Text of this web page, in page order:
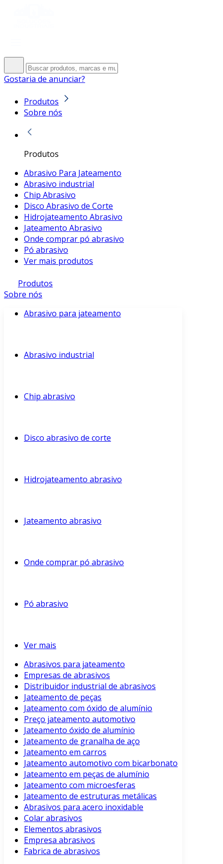
Gostaria de anunciar?
Produtos
Sobre nós
Produtos
Abrasivo Para Jateamento
Abrasivo industrial
Chip Abrasivo
Disco Abrasivo de Corte
Hidrojateamento Abrasivo
Jateamento Abrasivo
Onde comprar pó abrasivo
Pó abrasivo
Ver mais produtos
Produtos
Sobre nós
Abrasivo para jateamento
Abrasivo industrial
Chip abrasivo
Disco abrasivo de corte
Hidrojateamento abrasivo
Jateamento abrasivo
Onde comprar pó abrasivo
Pó abrasivo
Ver mais
Abrasivos para jateamento
Empresas de abrasivos
Distribuidor industrial de abrasivos
Jateamento de peças
Jateamento com óxido de alumínio
Preço jateamento automotivo
Jateamento óxido de alumínio
Jateamento de granalha de aço
Jateamento em carros
Jateamento automotivo com bicarbonato
Jateamento em peças de alumínio
Jateamento com microesferas
Jateamento de estruturas metálicas
Abrasivos para acero inoxidable
Colar abrasivos
Elementos abrasivos
Empresa abrasivos
Fabrica de abrasivos